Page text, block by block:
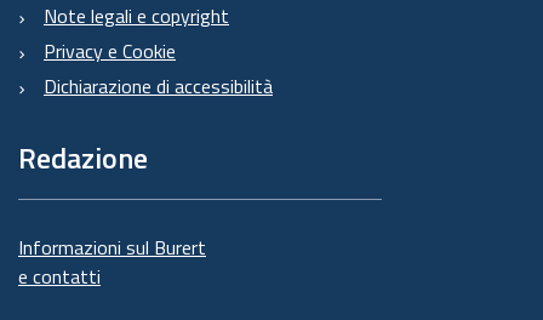
Note legali e copyright
Privacy e Cookie
Dichiarazione di accessibilità
Redazione
Informazioni sul Burert
e contatti